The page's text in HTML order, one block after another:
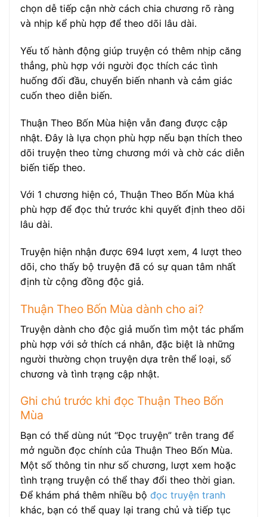
chọn dễ tiếp cận nhờ cách chia chương rõ ràng
và nhịp kể phù hợp để theo dõi lâu dài.
Yếu tố hành động giúp truyện có thêm nhịp căng
thẳng, phù hợp với người đọc thích các tình
huống đối đầu, chuyển biến nhanh và cảm giác
cuốn theo diễn biến.
Thuận Theo Bốn Mùa hiện vẫn đang được cập
nhật. Đây là lựa chọn phù hợp nếu bạn thích theo
dõi truyện theo từng chương mới và chờ các diễn
biến tiếp theo.
Với 1 chương hiện có, Thuận Theo Bốn Mùa khá
phù hợp để đọc thử trước khi quyết định theo dõi
lâu dài.
Truyện hiện nhận được 694 lượt xem, 4 lượt theo
dõi, cho thấy bộ truyện đã có sự quan tâm nhất
định từ cộng đồng độc giả.
Thuận Theo Bốn Mùa dành cho ai?
Truyện dành cho độc giả muốn tìm một tác phẩm
phù hợp với sở thích cá nhân, đặc biệt là những
người thường chọn truyện dựa trên thể loại, số
chương và tình trạng cập nhật.
Ghi chú trước khi đọc Thuận Theo Bốn
Mùa
Bạn có thể dùng nút “Đọc truyện” trên trang để
mở nguồn đọc chính của Thuận Theo Bốn Mùa.
Một số thông tin như số chương, lượt xem hoặc
tình trạng truyện có thể thay đổi theo thời gian.
Để khám phá thêm nhiều bộ đọc truyện tranh
khác, bạn có thể quay lại trang chủ và tiếp tục